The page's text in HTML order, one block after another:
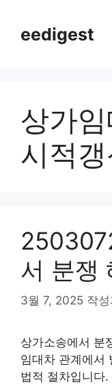
eedigest
상가
시적갱
서 분쟁
3월 7, 2025 작
상가소송에서 분
임대차 관계에서
법적 절차입니다